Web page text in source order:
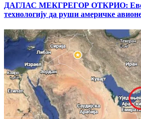
ДАГЛАС МЕКГРЕГОР ОТКРИО: Ево
технологију да руши америчке